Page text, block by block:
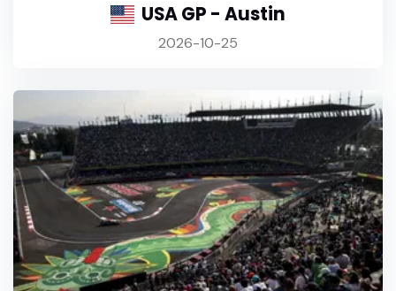
USA GP - Austin
2026-10-25